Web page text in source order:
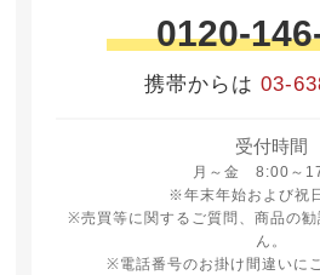
0120-
携帯からは 03-
受付時間
月～金 8:00～
月曜日から金曜日 8時
※年末年始および祝
※売買等に関するご質問、商品の
ん。
※電話番号のお掛け間違いに